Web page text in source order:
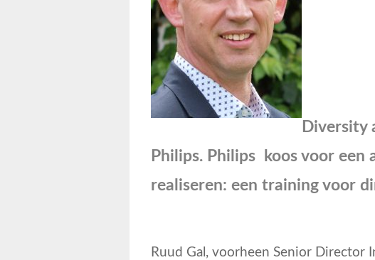
Diversity
Philips. Philips koos voor
realiseren: een training voor
Ruud Gal, voorheen Senior